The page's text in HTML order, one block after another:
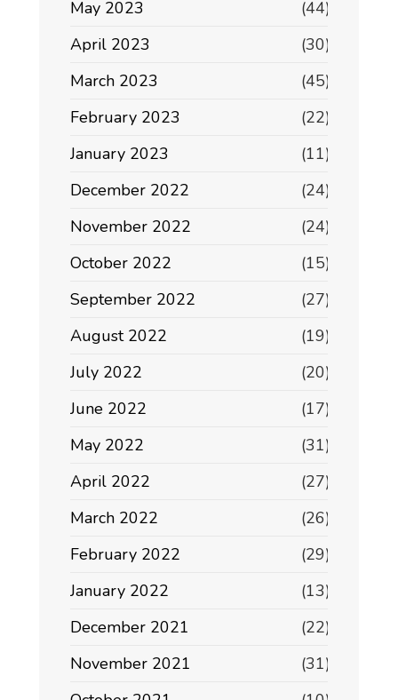
May 2023
(44)
April 2023
(30)
March 2023
(45)
February 2023
(22)
January 2023
(11)
December 2022
(24)
November 2022
(24)
October 2022
(15)
September 2022
(27)
August 2022
(19)
July 2022
(20)
June 2022
(17)
May 2022
(31)
April 2022
(27)
March 2022
(26)
February 2022
(29)
January 2022
(13)
December 2021
(22)
November 2021
(31)